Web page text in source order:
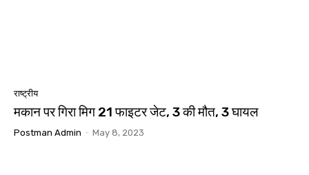
राष्ट्रीय
मकान पर गिरा मिग 21 फाइटर जेट, 3 की मौत, 3 घायल
Postman Admin - May 8, 2023